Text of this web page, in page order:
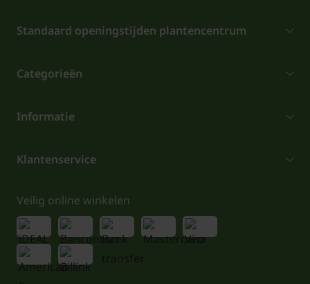
Standaard openingstijden plantencentrum
Categorieën
Informatie
Klantenservice
Veilig online winkelen